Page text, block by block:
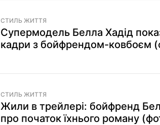
СТИЛЬ ЖИТТЯ
Супермодель Белла Хадід
кадри з бойфрендом-ковбоєм
СТИЛЬ ЖИТТЯ
Жили в трейлері: бойфренд
про початок їхнього роману